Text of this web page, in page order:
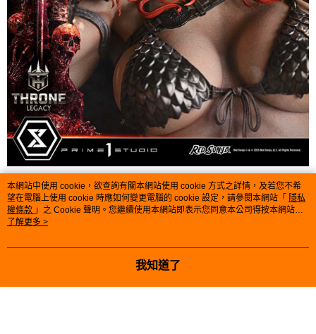
本網站中使用 cookie，欲查詢有關本網站使用 cookie 方式之詳情，及若您不希
望在電腦上使用 cookie 時應如何變更電腦的 cookie 設定，請參閱本網站「 隱私
權條款 」之 Cookie 聲明。您繼續使用本網站即表示您同意本公司得按本網站使
用條款之 Cookie 聲明使用 cookie。
了解更多 >
我知道了